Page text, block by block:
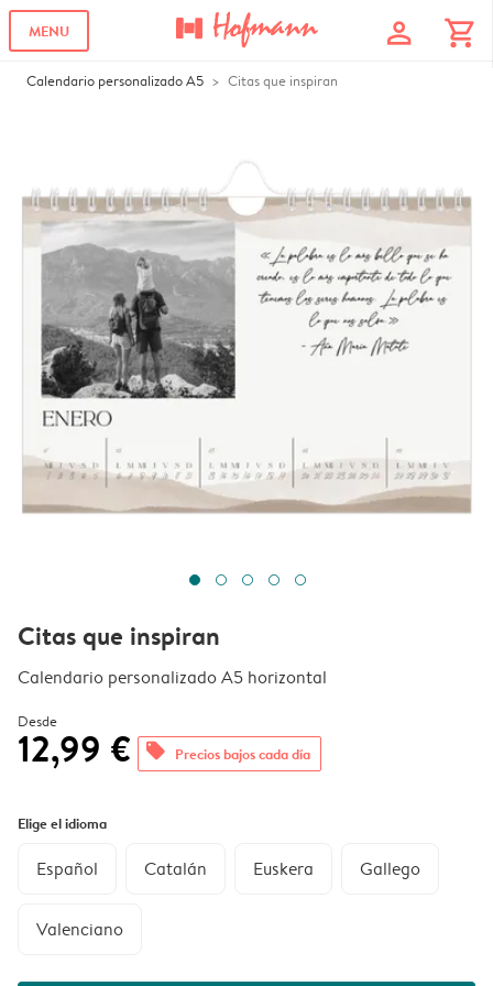
MENU profile shopping_cart
Calendario personalizado A5 Citas que inspiran
Citas que inspiran
Calendario personalizado A5 horizontal
Desde
12,99 € offers Precios bajos cada día
Elige el idioma
Español Catalán Euskera Gallego
Valenciano